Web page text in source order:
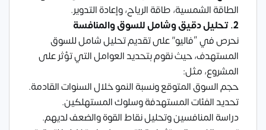
الطاقة الشمسية، طاقة الرياح، وإعادة التدوير.
2. تحليل دقيق وشامل للسوق والمنافسة
نحرص في “فاليو” على تقديم تحليل شامل للسوق
المستهدف، حيث نقوم بتحديد العوامل التي تؤثر على
المشروع، مثل:
حجم السوق المتوقع ونسبة النمو خلال السنوات القادمة.
تحديد الفئات المستهدفة وسلوك المستهلكين.
دراسة المنافسين وتحليل نقاط القوة والضعف لديهم.